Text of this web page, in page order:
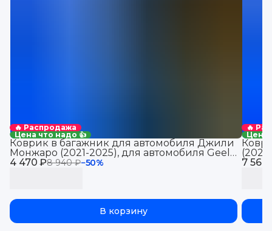
🔥 Распродажа
Цена что надо 👍
4 470 ₽8 940 ₽−50%
Коврик в багажник для автомобиля Джили
Монжаро (2021-2025), для автомобиля Geely
Monjaro, EVA 3D
В корзину
🔥
Цена
7 560